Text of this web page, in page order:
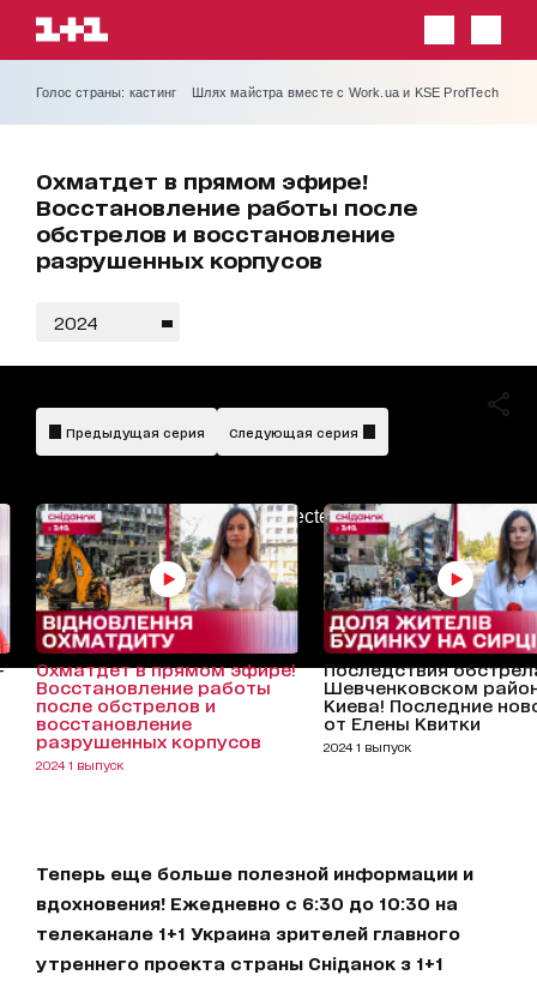
Голос страны: кастинг Шлях майстра вместе с Work.ua и KSE ProfTech
Охматдет в прямом эфире!
Восстановление работы после
обстрелов и восстановление
разрушенных корпусов
2024
AdBlockDetected!
Предыдущая серия Следующая серия
Охматдет в прямом эфире!
Восстановление работы
после обстрелов и
восстановление
разрушенных корпусов
2024 1 выпуск
Последствия
Шевченковском
Киева! Последние
от Елены Квитки
2024 1 выпуск
Теперь еще больше полезной информации и
вдохновения! Ежедневно с 6:30 до 10:30 на
телеканале 1+1 Украина зрителей главного
утреннего проекта страны Сніданок з 1+1